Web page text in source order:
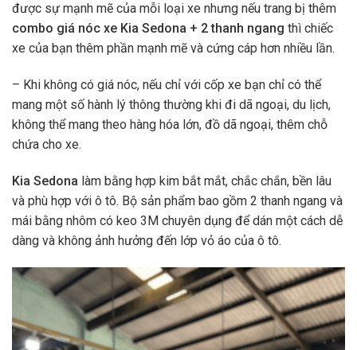
được sự mạnh mẽ của mỗi loại xe nhưng nếu trang bị thêm
combo giá nóc xe Kia Sedona + 2 thanh ngang thì chiếc
xe của bạn thêm phần mạnh mẽ và cứng cáp hơn nhiều lần.
– Khi không có giá nóc, nếu chỉ với cốp xe bạn chỉ có thể
mang một số hành lý thông thường khi đi dã ngoại, du lịch,
không thể mang theo hàng hóa lớn, đồ dã ngoại, thêm chỗ
chứa cho xe.
Kia Sedona làm bằng hợp kim bắt mắt, chắc chắn, bền lâu
và phù hợp với ô tô. Bộ sản phẩm bao gồm 2 thanh ngang và
mái bằng nhôm có keo 3M chuyên dụng để dán một cách dễ
dàng và không ảnh hưởng đến lớp vỏ áo của ô tô.